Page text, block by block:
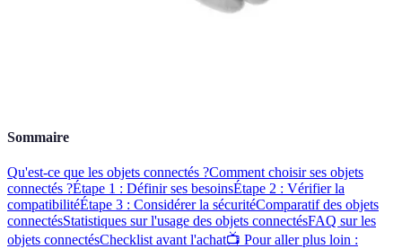
Sommaire
Qu'est-ce que les objets connectés ?Comment choisir ses objets
connectés ?Étape 1 : Définir ses besoinsÉtape 2 : Vérifier la
compatibilitéÉtape 3 : Considérer la sécuritéComparatif des objets
connectésStatistiques sur l'usage des objets connectésFAQ sur les
objets connectésChecklist avant l'achat📺 Pour aller plus loin :